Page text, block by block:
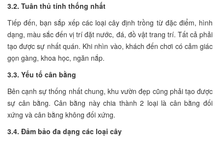
3.2. Tuân thủ tính thống nhất
Tiếp đến, bạn sắp xếp các loại cây định trồng từ đặc điểm, hình
dạng, màu sắc đến vị trí đặt nước, đá, đồ vật trang trí. Tất cả phải
tạo được sự nhất quán. Khi nhìn vào, khách đến chơi có cảm giác
gọn gàng, khoa học, ngăn nắp.
3.3. Yếu tố cân bằng
Bên cạnh sự thống nhất chung, khu vườn đẹp cũng phải tạo được
sự cân bằng. Cân bằng này chia thành 2 loại là cân bằng đối
xứng và cân bằng không đối xứng.
3.4. Đảm bảo đa dạng các loại cây